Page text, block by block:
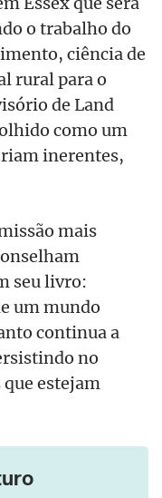
o trabalho do
ciência de
rural para o
de Land
como um
inerentes,
mais
seu livro:
um mundo
continua a
no
estejam